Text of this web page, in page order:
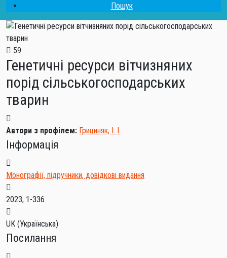
Пошук
59
Генетичні ресурси вітчизняних
порід сільськогосподарських
тварин
Автори з профілем: Грициняк, І. І.
Інформація
Монографії, підручники, довідкові видання
2023, 1-336
UK (Українська)
Посилання